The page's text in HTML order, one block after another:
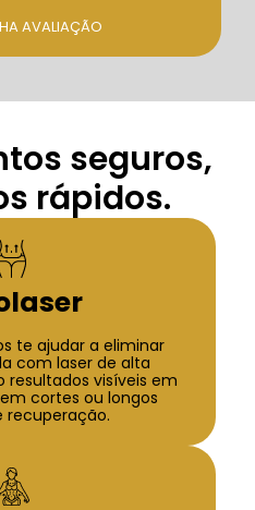
AVALIAÇÃO
seguros,
rápidos.
te ajudar a eliminar
com laser de alta
resultados visíveis em
cortes ou longos
recuperação.